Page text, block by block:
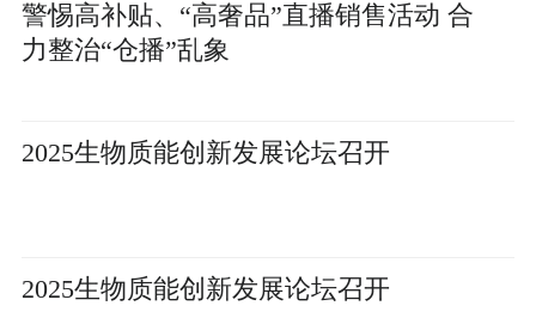
警惕高补贴、“高奢品”直播销售活动 合
力整治“仓播”乱象
2025生物质能创新发展论坛召开
2025生物质能创新发展论坛召开